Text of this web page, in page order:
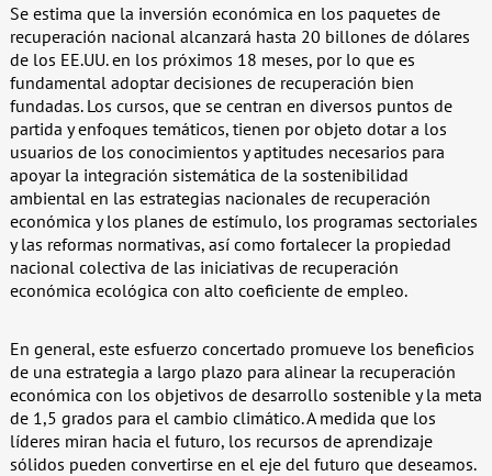
Se estima que la inversión económica en los paquetes de
recuperación nacional alcanzará hasta 20 billones de dólares
de los EE.UU. en los próximos 18 meses, por lo que es
fundamental adoptar decisiones de recuperación bien
fundadas. Los cursos, que se centran en diversos puntos de
partida y enfoques temáticos, tienen por objeto dotar a los
usuarios de los conocimientos y aptitudes necesarios para
apoyar la integración sistemática de la sostenibilidad
ambiental en las estrategias nacionales de recuperación
económica y los planes de estímulo, los programas sectoriales
y las reformas normativas, así como fortalecer la propiedad
nacional colectiva de las iniciativas de recuperación
económica ecológica con alto coeficiente de empleo.
En general, este esfuerzo concertado promueve los beneficios
de una estrategia a largo plazo para alinear la recuperación
económica con los objetivos de desarrollo sostenible y la meta
de 1,5 grados para el cambio climático. A medida que los
líderes miran hacia el futuro, los recursos de aprendizaje
sólidos pueden convertirse en el eje del futuro que deseamos.